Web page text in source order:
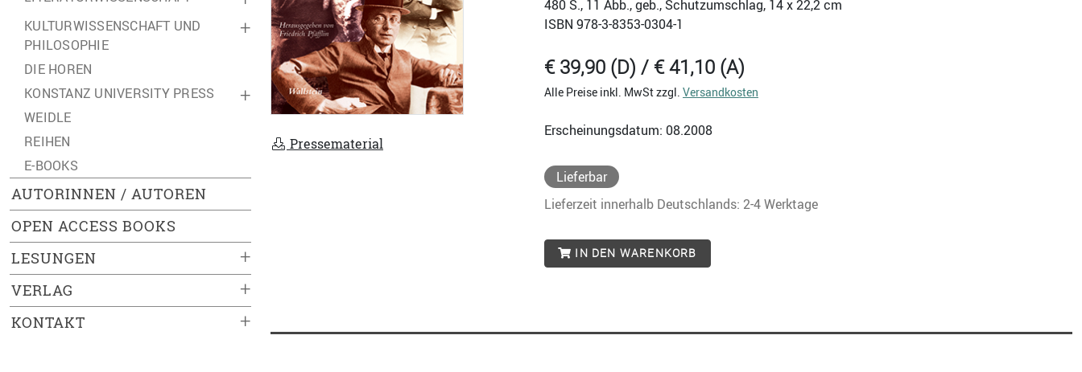
+
KULTURWISSENSCHAFT UND
PHILOSOPHIE
DIE HOREN
+
KONSTANZ UNIVERSITY PRESS
WEIDLE
REIHEN
E-BOOKS
AUTORINNEN / AUTOREN
OPEN ACCESS BOOKS
+
LESUNGEN
+
VERLAG
+
KONTAKT
Pressematerial
480 S., 11 Abb., geb., Schutzumschlag, 14 x 22,2 cm
ISBN 978-3-8353-0304-1
€ 39,90 (D) / € 41,10 (A)
Alle Preise inkl. MwSt zzgl. Versandkosten
Erscheinungsdatum: 08.2008
Lieferbar
Lieferzeit innerhalb Deutschlands: 2-4 Werktage
IN DEN WARENKORB